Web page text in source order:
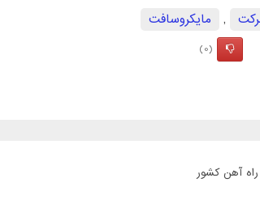
,
مایكروسافت
(0)
آهن کشور